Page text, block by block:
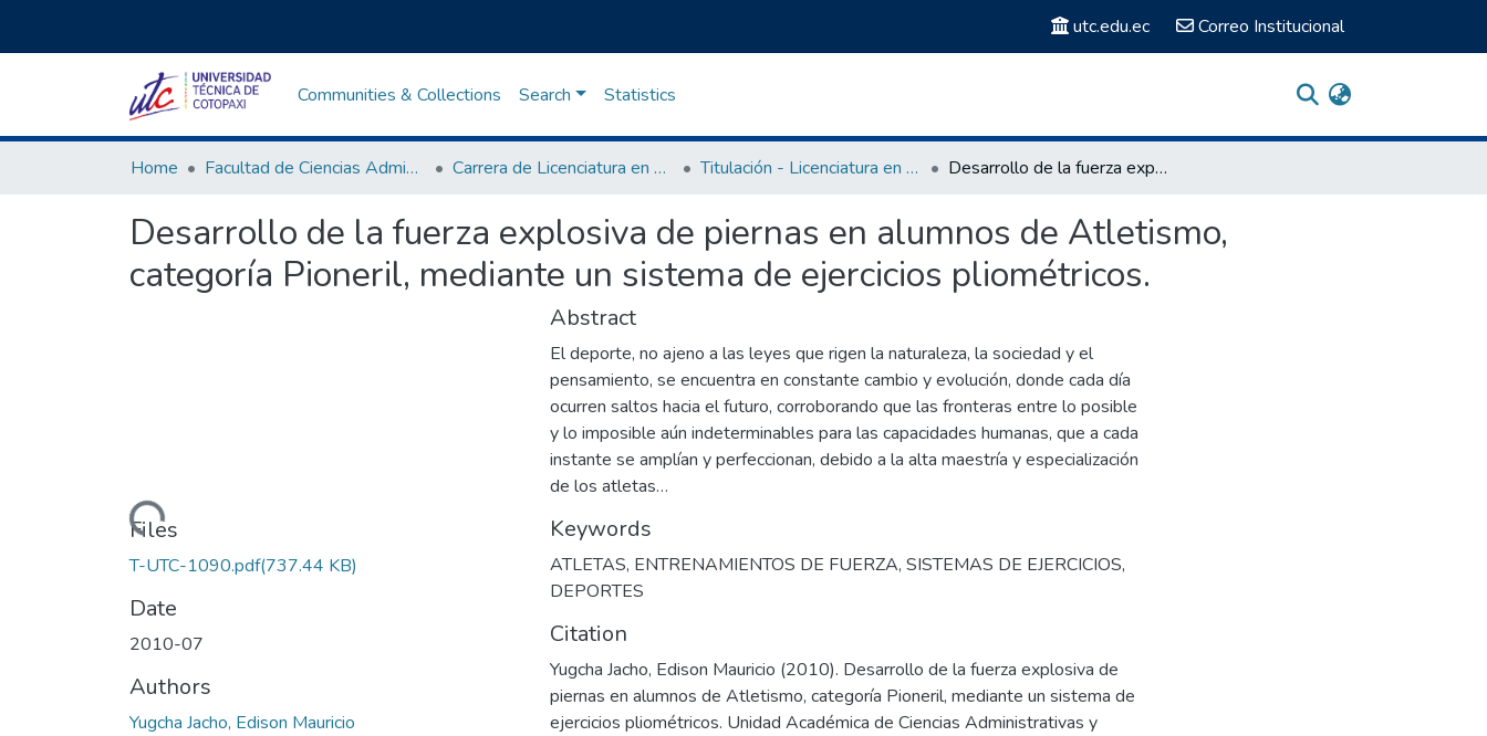
utc.edu.ec Correo Institucional
Communities & Collections Search Statistics
Home Facultad de Ciencias Administrativas y Humanísticas Carrera de Licenciatura en Cultura Física Titulación - Licenciatura en Cultura Física Desarrollo de la fuerza explosiva de piernas en alumnos de Atletismo, categoría Pioneril, mediante un sistema de ejercicios pliométricos.
Desarrollo de la fuerza explosiva de piernas en alumnos de Atletismo,
categoría Pioneril, mediante un sistema de ejercicios pliométricos.
Loading...
Files
T-UTC-1090.pdf(737.44 KB)
Date
2010-07
Authors
Yugcha Jacho, Edison Mauricio
Abstract
El deporte, no ajeno a las leyes que rigen la naturaleza, la sociedad y el
pensamiento, se encuentra en constante cambio y evolución, donde cada día
ocurren saltos hacia el futuro, corroborando que las fronteras entre lo posible
y lo imposible aún indeterminables para las capacidades humanas, que a cada
instante se amplían y perfeccionan, debido a la alta maestría y especialización
de los atletas…
Keywords
ATLETAS, ENTRENAMIENTOS DE FUERZA, SISTEMAS DE EJERCICIOS,
DEPORTES
Citation
Yugcha Jacho, Edison Mauricio (2010). Desarrollo de la fuerza explosiva de
piernas en alumnos de Atletismo, categoría Pioneril, mediante un sistema de
ejercicios pliométricos. Unidad Académica de Ciencias Administrativas y